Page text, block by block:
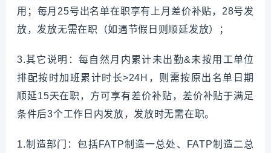
用；每月25号出名单在职享有上月差价补贴，28号发
放，发放无需在职（如遇节假日则顺延发放）；
3.其它说明：每自然月内累计未出勤&未按用工单位
排配按时加班累计时长>24H，则需按原出名单日期
顺延15天在职，方可享有差价补贴，差价补贴于满足
条件后3个工作日内发放，发放时无需在职。
1.制造部门：包括FATP制造一总处、FATP制造二总